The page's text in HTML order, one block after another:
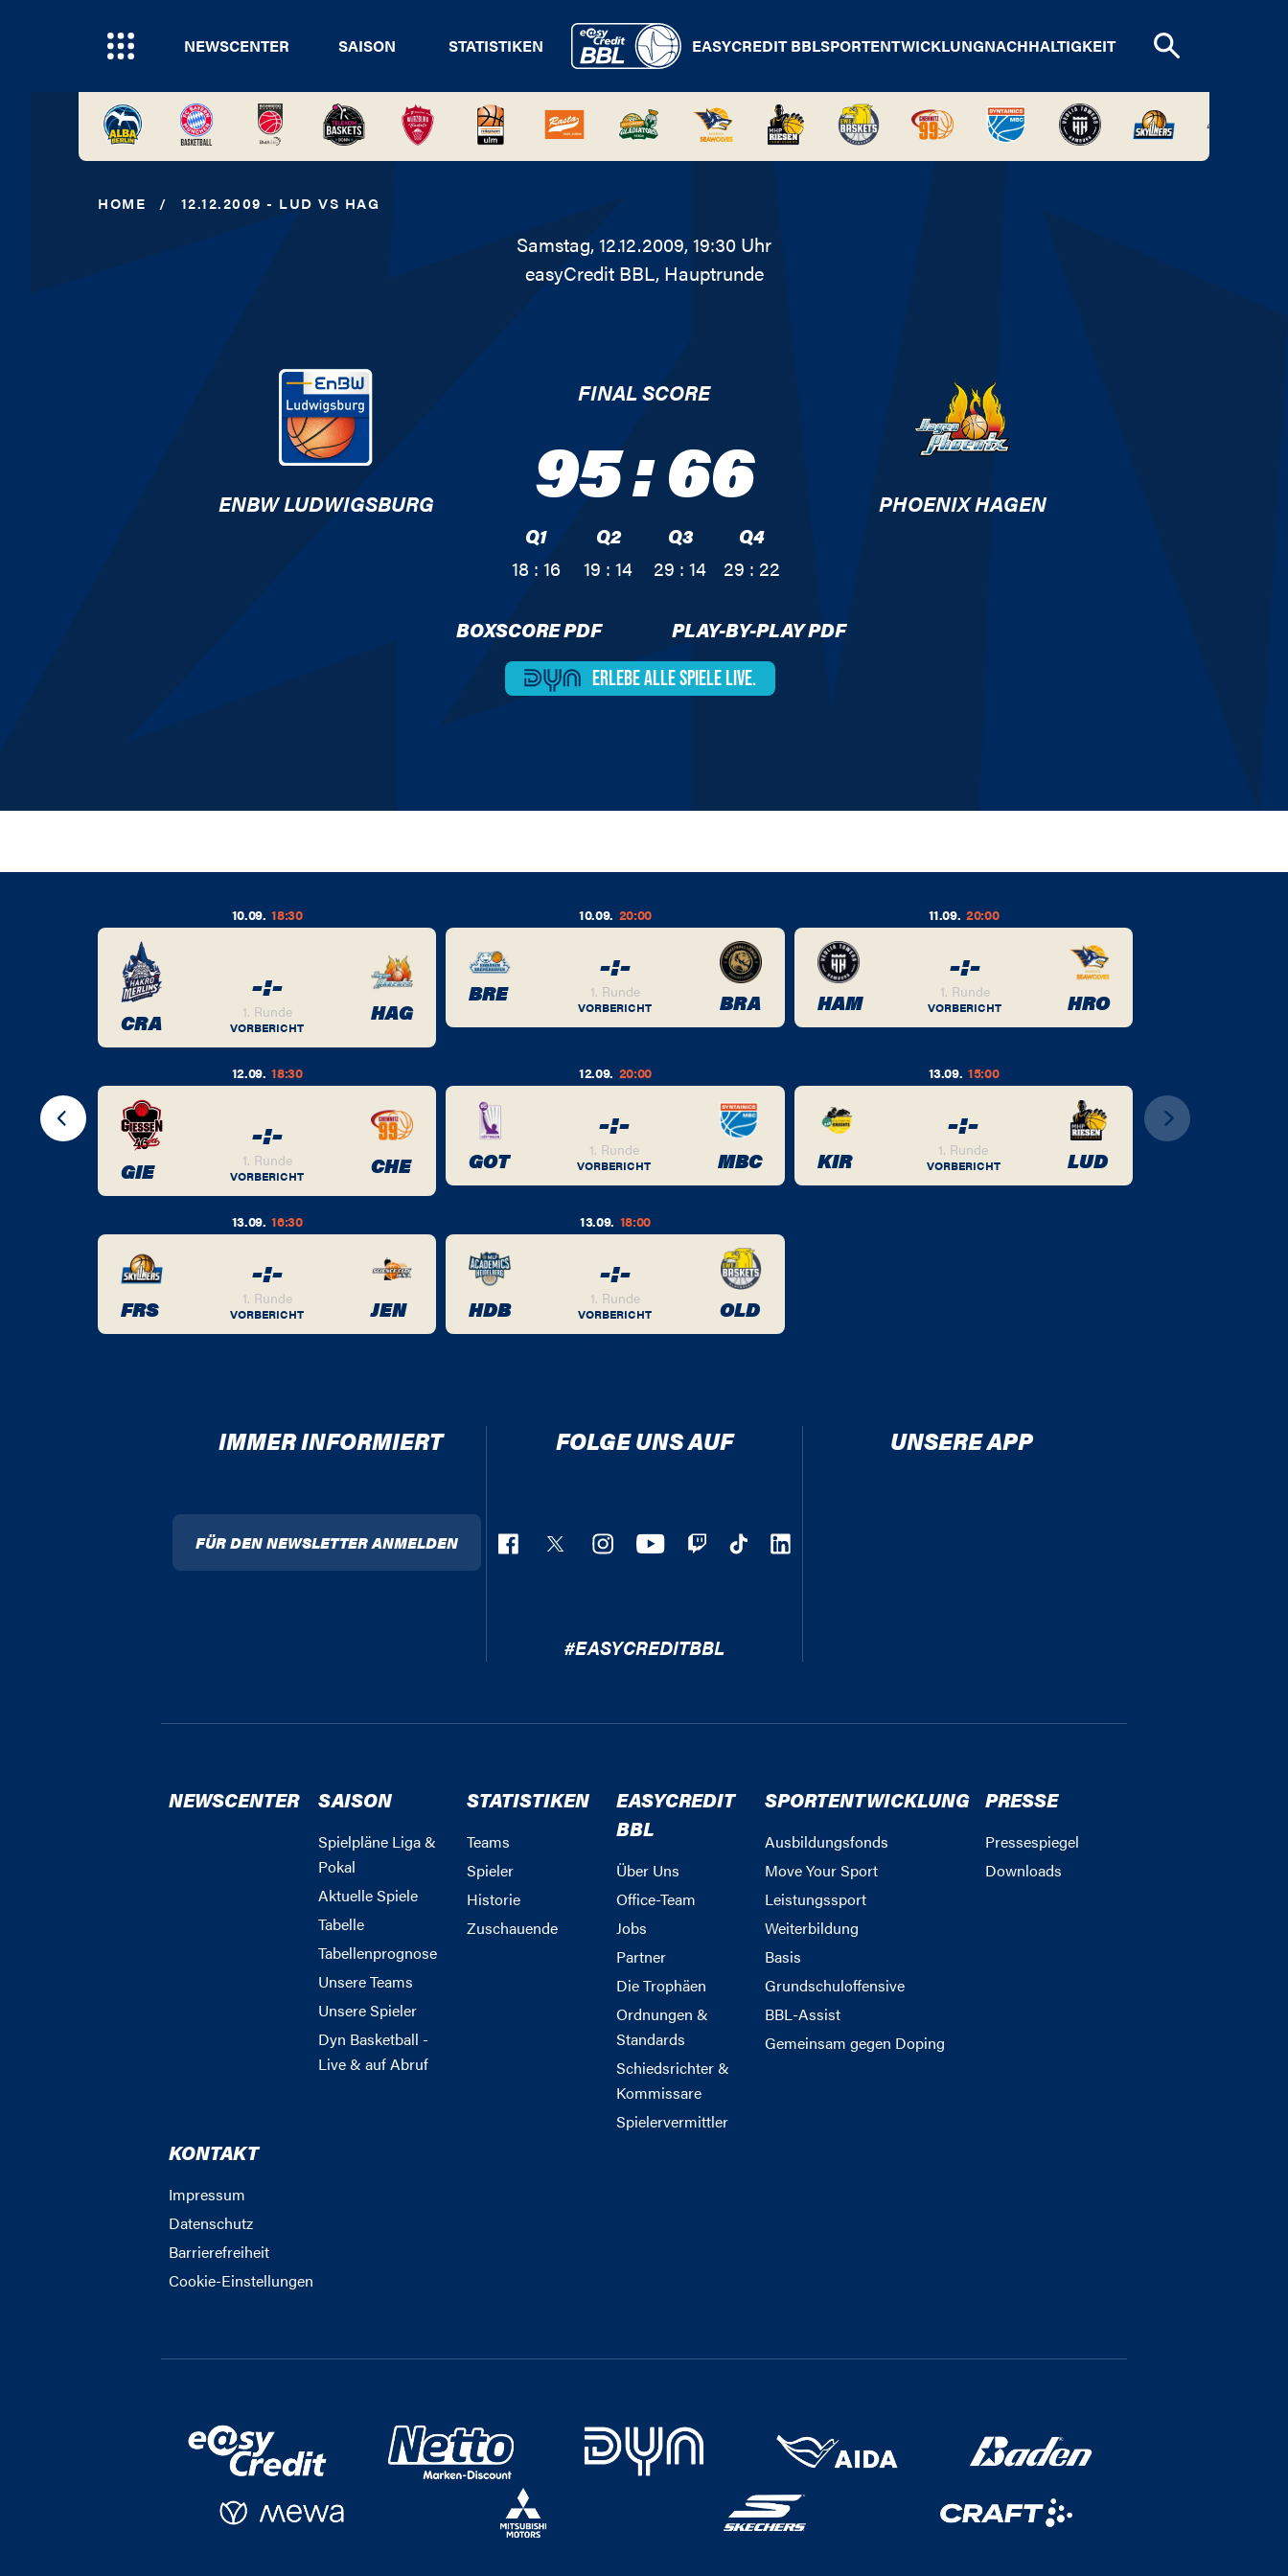
NEWSCENTER SAISON STATISTIKEN EASYCREDIT BBLSPORTENTWICKLUNGNACHHALTIGKEIT
HOME / 12.12.2009 - LUD VS HAG
Samstag, 12.12.2009, 19:30 Uhr
easyCredit BBL, Hauptrunde
ENBW LUDWIGSBURG
FINAL SCORE
95:66
Q1
18 : 16
Q2
19 : 14
Q3
29 : 14
Q4
29 : 22
PHOENIX HAGEN
BOXSCORE PDF PLAY-BY-PLAY PDF
ERLEBE ALLESPIELE LIVE.
BER
10.09. 18:30
CRA
-:-
1. Runde
VORBERICHT
HAG
10.09. 20:00
BRE
-:-
1. Runde
VORBERICHT BRA
11.09. 20:00
HAM
-:-
1. Runde
VORBERICHT HRO
12.09. 18:30
GIE
-:-
1. Runde
VORBERICHT CHE
12.09. 20:00
GOT
-:-
1. Runde
VORBERICHT MBC
13.09. 15:00
KIR
-:-
1. Runde
VORBERICHT LUD
13.09. 16:30
FRS
-:-
1. Runde
VORBERICHT JEN
13.09. 18:00
HDB
-:-
1. Runde
VORBERICHT OLD
IMMER INFORMIERT
FÜR DEN NEWSLETTER ANMELDEN
FOLGE UNS AUF
#EASYCREDITBBL
UNSERE APP
NEWSCENTER SAISON
Spielpläne Liga &
Pokal
Aktuelle Spiele
Tabelle
Tabellenprognose
Unsere Teams
Unsere Spieler
Dyn Basketball -
Live & auf Abruf
STATISTIKEN
Teams
Spieler
Historie
Zuschauende
EASYCREDIT
BBL
Über Uns
Office-Team
Jobs
Partner
Die Trophäen
Ordnungen &
Standards
Schiedsrichter &
Kommissare
Spielervermittler
SPORTENTWICKLUNG
Ausbildungsfonds
Move Your Sport
Leistungssport
Weiterbildung
Basis
Grundschuloffensive
BBL-Assist
Gemeinsam gegen Doping
PRESSE
Pressespiegel
Downloads
KONTAKT
Impressum
Datenschutz
Barrierefreiheit
Cookie-Einstellungen